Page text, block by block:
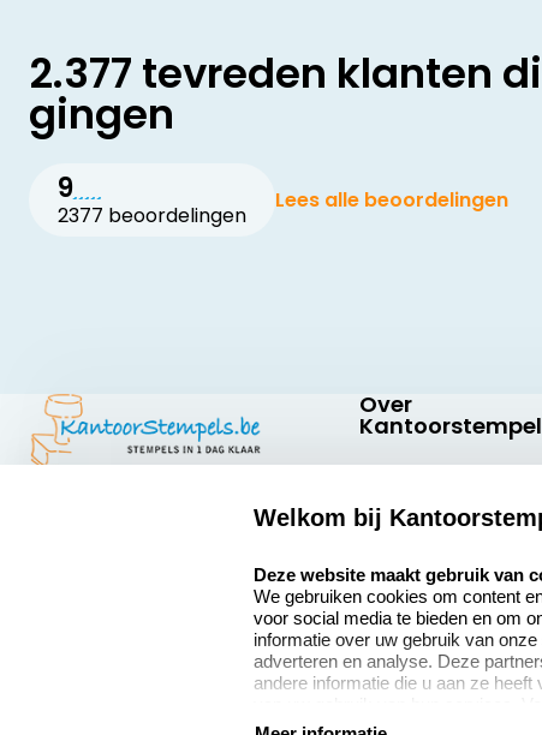
2.377 tevreden klanten
gingen
9
2377 beoordelingen
Lees alle beoordelingen
Kantoorstempels.be
Over
Bedrijfsgegevens
Extra informatie
Onze vacatures
Welkom bij
Deze website maakt gebruik van
We gebruiken cookies om content
voor social media te bieden en om
informatie over uw gebruik van
adverteren en analyse. Deze
andere informatie die u aan ze
verzamelen verwijzen wij u graag